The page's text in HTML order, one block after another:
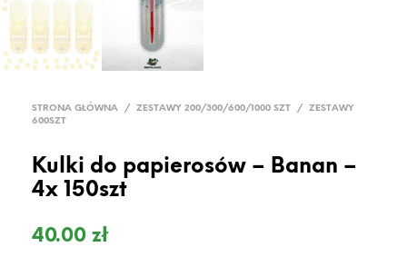
STRONA GŁÓWNA / ZESTAWY 200/300/600/1000 SZT /
ZESTAWY
600SZT
Kulki do papierosów – Banan –
4x 150szt
40.00 zł